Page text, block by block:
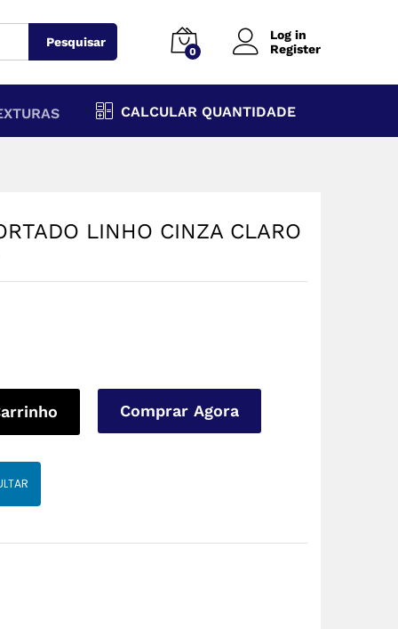
Pesquisar
0
Log in
Register
CALCULAR QUANTIDADE
LINHO CINZA CLARO
Comprar Agora